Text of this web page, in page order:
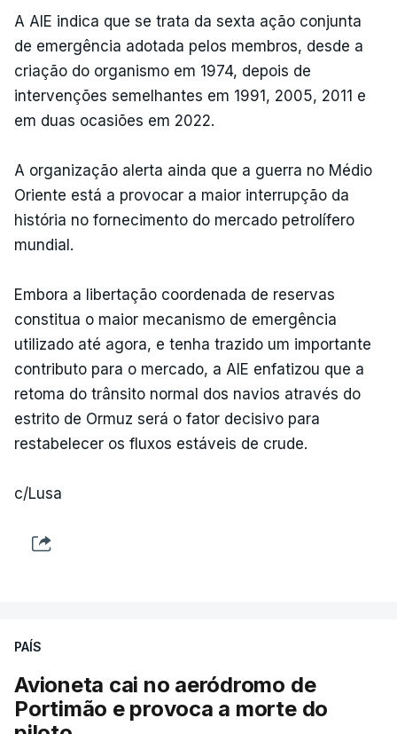
A AIE indica que se trata da sexta ação conjunta
de emergência adotada pelos membros, desde a
criação do organismo em 1974, depois de
intervenções semelhantes em 1991, 2005, 2011 e
em duas ocasiões em 2022.
A organização alerta ainda que a guerra no Médio
Oriente está a provocar a maior interrupção da
história no fornecimento do mercado petrolífero
mundial.
Embora a libertação coordenada de reservas
constitua o maior mecanismo de emergência
utilizado até agora, e tenha trazido um importante
contributo para o mercado, a AIE enfatizou que a
retoma do trânsito normal dos navios através do
estrito de Ormuz será o fator decisivo para
restabelecer os fluxos estáveis de crude.
c/Lusa
PAÍS
Avioneta cai no aeródromo de
Portimão e provoca a morte do